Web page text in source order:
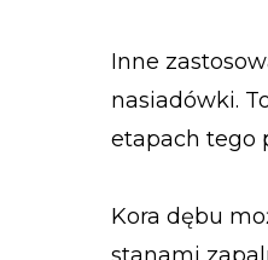
Inne
nasiadówki.
etapach tego
Kora dębu